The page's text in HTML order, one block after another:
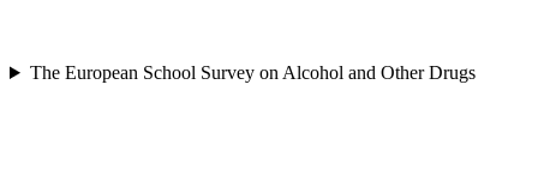
The European School Survey on Alcohol and Other Drugs